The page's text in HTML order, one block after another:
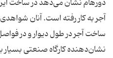
دورهام نشان می‌دهد در ساخت
آجر به کار رفته ‌است. آنان شواهدی
ساخت آجر در طول دیوار و در
نشان‌دهنده کارگاه صنعتی بسیار